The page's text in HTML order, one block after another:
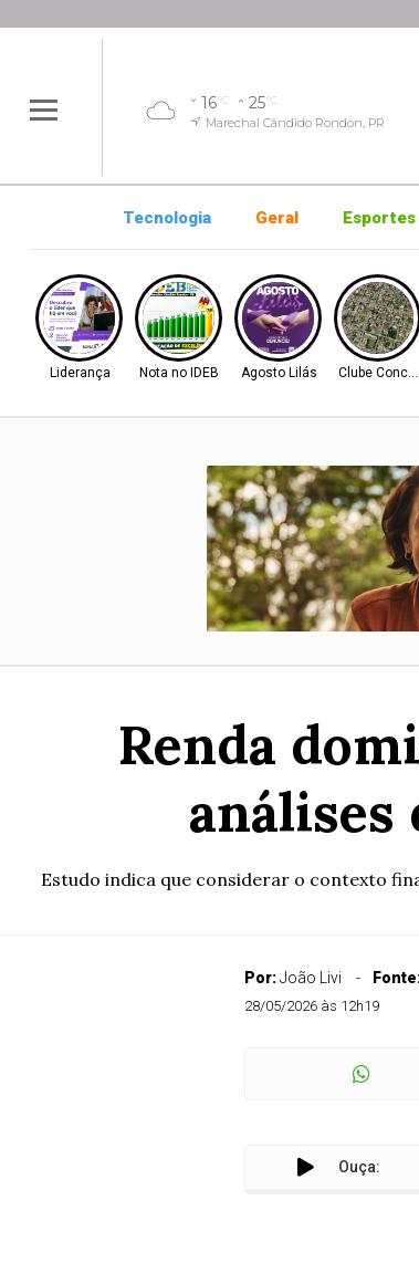
16°C 25°C
Marechal Cândido Rondon, PR
Tecnologia Geral Esportes
Liderança Nota no IDEB Agosto Lilás Clube
Renda
análises
Estudo indica que considerar o contexto
Por:João Livi
28/05/2026 às 12h19
Ouça: